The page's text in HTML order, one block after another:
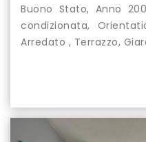
Buono Stato, Anno
condizionata,
Arredato , Terrazzo,